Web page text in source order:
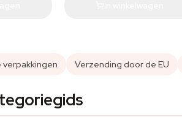
verpakkingen Verzending door de EU